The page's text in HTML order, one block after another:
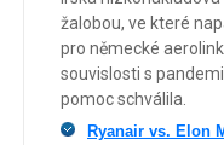
žalobou, ve které
pro německé
souvislosti s
pomoc schválila.
Ryanair vs. Elon